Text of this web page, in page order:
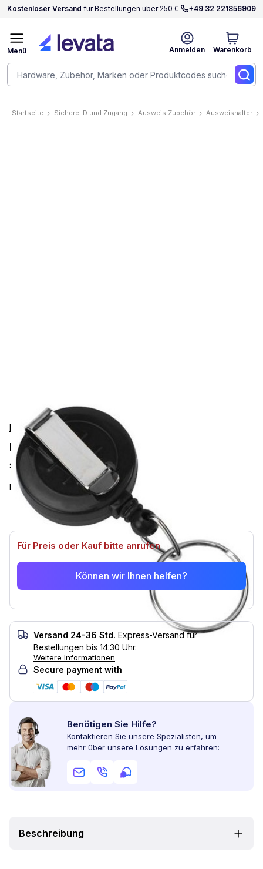
Kostenloser Versand für Bestellungen über 250 € +49 32 221856909
Anmelden Warenkorb
Menü
Startseite Sichere ID und Zugang Ausweis Zubehör Ausweishalter
Brady
Brady 525-ISR-BLK Ausweisrollen
SKU: 525-ISR-BLK
Economy Badge Reel With Key Ring, Black. Quantity: 25.
Für Preis oder Kauf bitte anrufen
Können wir Ihnen helfen?
Versand 24-36 Std. Express-Versand für
Bestellungen bis 14:30 Uhr.
Weitere Informationen
Secure payment with
Benötigen Sie Hilfe?
Kontaktieren Sie unsere Spezialisten, um
mehr über unsere Lösungen zu erfahren:
Beschreibung